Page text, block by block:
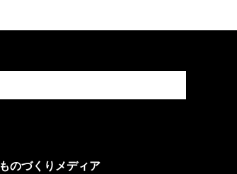
ものづくりメディア